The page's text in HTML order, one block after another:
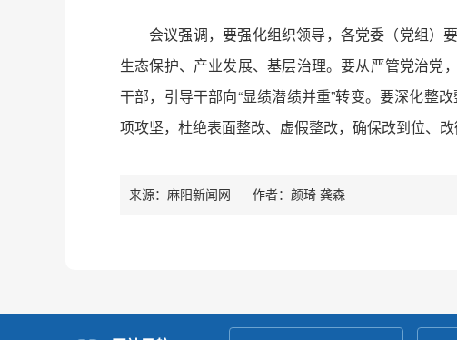
会议强调，要强化组织领导，各党委（党组）
生态保护、产业发展、基层治理。要从严管党治党
干部，引导干部向“显绩潜绩并重”转变。要深化整
项攻坚，杜绝表面整改、虚假整改，确保改到位、改
来源：麻阳新闻网 作者： 颜琦 龚森